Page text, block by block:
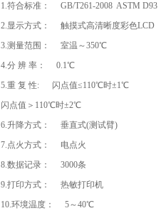
1.符合标准： GB/T261-2008 ASTM D93
2.显示方式： 触摸式高清晰度彩色LCD
3.测量范围： 室温～350℃
4.分 辨 率： 0.1℃
5.重 复 性: 闪点值≤110℃时±1℃
闪点值＞110℃时±2℃
6.升降方式： 垂直式(测试臂)
7.点火方式： 电点火
8.数据记录： 3000条
9.打印方式： 热敏打印机
10.环境温度： 5～40℃